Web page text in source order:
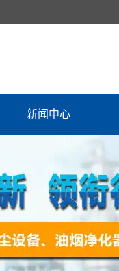
新闻中心